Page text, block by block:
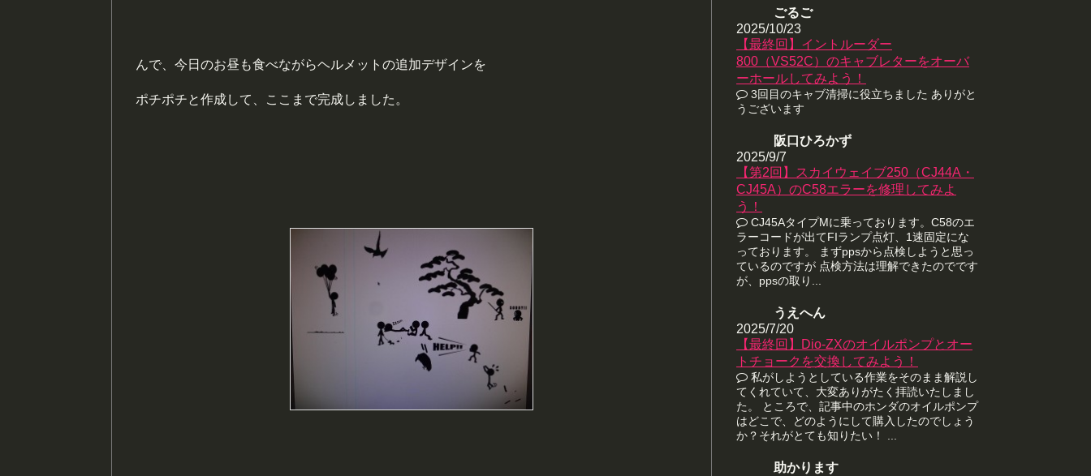
んで、今日のお昼も食べながらヘルメットの追加デザインを
ポチポチと作成して、ここまで完成しました。
ごるご
2025/10/23
【最終回】イントルーダー
800（VS52C）のキャブレターをオーバ
ーホールしてみよう！
3回目のキャブ清掃に役立ちました ありがと
うございます
阪口ひろかず
2025/9/7
【第2回】スカイウェイブ250（CJ44A・
CJ45A）のC58エラーを修理してみよ
う！
CJ45AタイプMに乗っております。C58のエ
ラーコードが出てFIランプ点灯、1速固定にな
っております。 まずppsから点検しようと思っ
ているのですが 点検方法は理解できたのでです
が、ppsの取り...
うえへん
2025/7/20
【最終回】Dio-ZXのオイルポンプとオー
トチョークを交換してみよう！
私がしようとしている作業をそのまま解説し
てくれていて、大変ありがたく拝読いたしまし
た。 ところで、記事中のホンダのオイルポンプ
はどこで、どのようにして購入したのでしょう
か？それがとても知りたい！ ...
助かります